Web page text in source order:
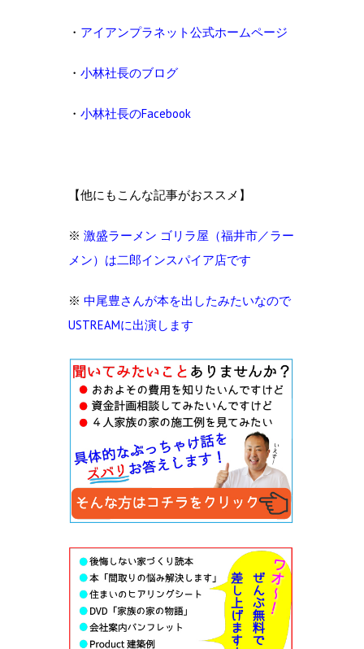
・ アイアンプラネット公式ホームページ
・ 小林社長のブログ
・ 小林社長のFacebook
【他にもこんな記事がおススメ】
※ 激盛ラーメン ゴリラ屋（福井市／ラー
メン）は二郎インスパイア店です
※ 中尾豊さんが本を出したみたいなので
USTREAMに出演します